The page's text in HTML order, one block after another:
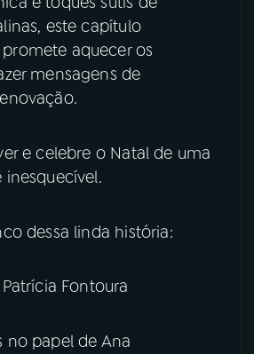
este capítulo
aquecer os
mensagens de
e celebre o Natal de uma
dessa linda história:
Fontoura
no papel de Ana